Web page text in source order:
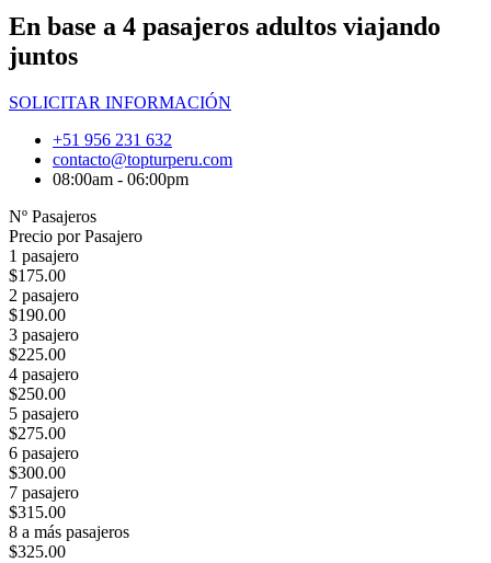
En base a 4 pasajeros adultos viajando
juntos
SOLICITAR INFORMACIÓN
+51 956 231 632
contacto@topturperu.com
08:00am - 06:00pm
Nº Pasajeros
Precio por Pasajero
1 pasajero
$175.00
2 pasajero
$190.00
3 pasajero
$225.00
4 pasajero
$250.00
5 pasajero
$275.00
6 pasajero
$300.00
7 pasajero
$315.00
8 a más pasajeros
$325.00